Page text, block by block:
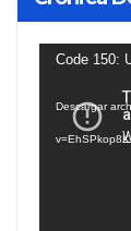
vídeo
Code 150:
Descargar